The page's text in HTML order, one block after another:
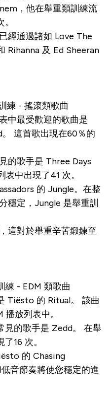
，他在舉重類訓練流
經通過諸如 Love The
Rihanna 及 Ed Sheeran
練 - 搖滾類歌曲
中最受歡迎的歌曲是
。 這首歌出現在60％的
的歌手是 Three Days
中出現了41 次。
的 Jungle。在整
穩定， Jungle 是舉重訓
這對於舉重辛苦鍛鍊至
- EDM 類歌曲
Tiësto 的 Ritual。 該曲
播放列表中。
見的歌手是 Zedd。 在舉
16 次。
的 Chasing
音節奏將使您穩定的進